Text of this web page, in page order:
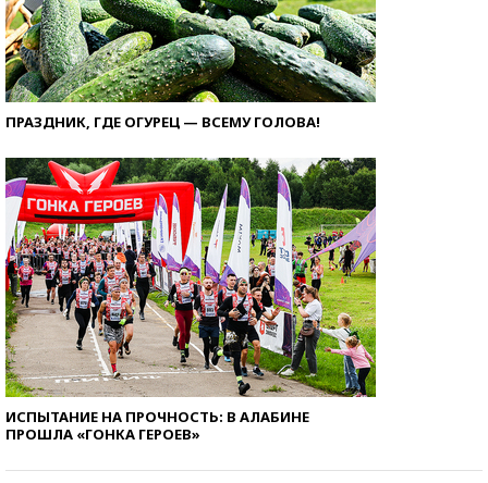
ПРАЗДНИК, ГДЕ ОГУРЕЦ — ВСЕМУ ГОЛОВА!
ИСПЫТАНИЕ НА ПРОЧНОСТЬ: В АЛАБИНЕ
ПРОШЛА «ГОНКА ГЕРОЕВ»